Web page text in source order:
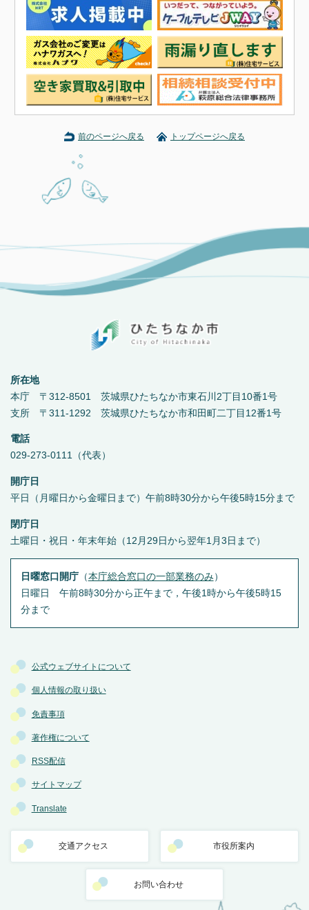
前のページへ戻る トップページへ戻る
公式ウェブサイトについて
個人情報の取り扱い
免責事項
著作権について
RSS配信
サイトマップ
Translate
交通アクセス 市役所案内
お問い合わせ
所在地
本庁 〒312-8501 茨城県ひたちなか市東石川2丁目10番1号
支所 〒311-1292 茨城県ひたちなか市和田町二丁目12番1号
電話
029-273-0111（代表）
開庁日
平日（月曜日から金曜日まで）午前8時30分から午後5時15分まで
閉庁日
土曜日・祝日・年末年始（12月29日から翌年1月3日まで）
日曜窓口開庁（本庁総合窓口の一部業務のみ ）
日曜日 午前8時30分から正午まで，午後1時から午後5時15
分まで